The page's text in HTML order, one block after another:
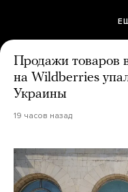
Продажи товаров
на Wildberries
Украины
19 часов назад